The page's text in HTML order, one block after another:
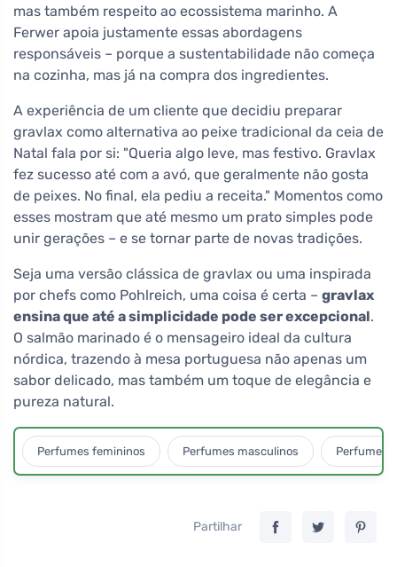
mas também respeito ao ecossistema marinho. A
Ferwer apoia justamente essas abordagens
responsáveis – porque a sustentabilidade não começa
na cozinha, mas já na compra dos ingredientes.
A experiência de um cliente que decidiu preparar
gravlax como alternativa ao peixe tradicional da ceia de
Natal fala por si: "Queria algo leve, mas festivo. Gravlax
fez sucesso até com a avó, que geralmente não gosta
de peixes. No final, ela pediu a receita." Momentos como
esses mostram que até mesmo um prato simples pode
unir gerações – e se tornar parte de novas tradições.
Seja uma versão clássica de gravlax ou uma inspirada
por chefs como Pohlreich, uma coisa é certa – gravlax
ensina que até a simplicidade pode ser excepcional.
O salmão marinado é o mensageiro ideal da cultura
nórdica, trazendo à mesa portuguesa não apenas um
sabor delicado, mas também um toque de elegância e
pureza natural.
Perfumes femininos Perfumes masculinos Perfumes
Partilhar